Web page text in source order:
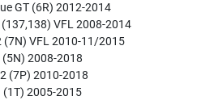
GT (6R) 2012-2014
VFL 2008-2014
(7N) VFL 2010-11/2015
(5N) 2008-2018
(7P) 2010-2018
(1T) 2005-2015